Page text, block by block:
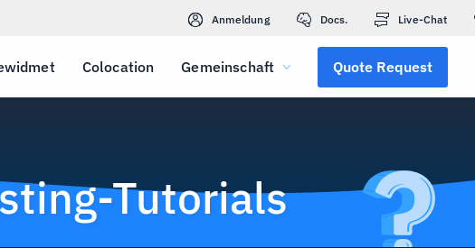
Anmeldung Docs. Live-Chat
Colocation Gemeinschaft Quote Request
Tutorials